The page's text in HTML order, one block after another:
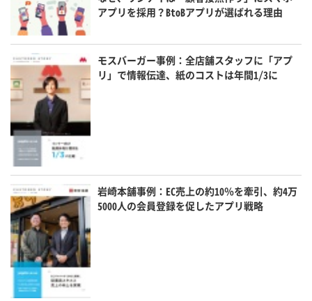
アプリを採用？BtoBアプリが選ばれる理由
モスバーガー事例：全店舗スタッフに「アプ
リ」で情報伝達、紙のコストは年間1/3に
岩崎本舗事例：EC売上の約10％を牽引、約4万
5000人の会員登録を促したアプリ戦略